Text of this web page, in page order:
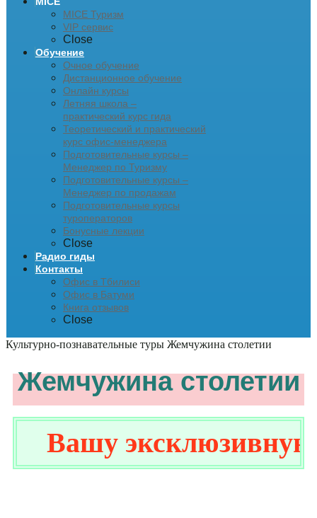
MICE Туризм
VIP сервис
Close
Обучение
Очное обучение
Дистанционное обучение
Онлайн курсы
Летняя школа –
практический курс гида
Теоретический и практический
курс офис-менеджера
Подготовительные курсы –
Менеджер по Туризму
Подготовительные курсы –
Менеджер по продажам
Подготовительные курсы
туроператоров
Бонусные лекции
Close
Радио гиды
Контакты
Офис в Тбилиси
Офис в Батуми
Книга отзывов
Close
Культурно-познавательные туры Жемчужина столетии
Жемчужина столетии
Вашу эксклюзивную